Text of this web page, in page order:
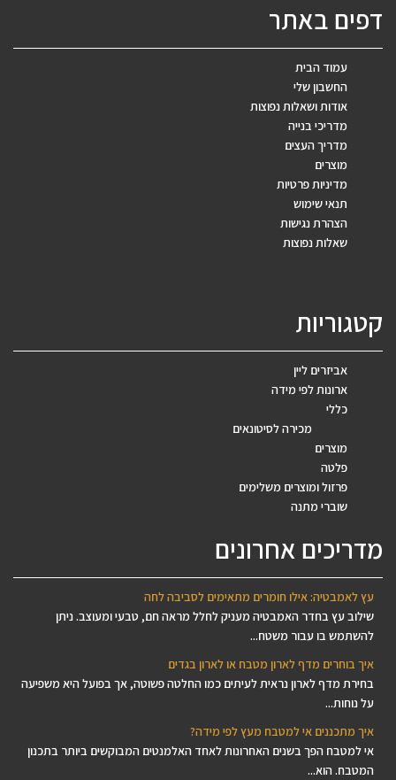
דפים באתר
עמוד הבית
החשבון שלי
אודות ושאלות נפוצות
מדריכי בנייה
מדריך העצים
מוצרים
מדיניות פרטיות
תנאי שימוש
הצהרת נגישות
שאלות נפוצות
קטגוריות
אביזרים ליין
ארונות לפי מידה
כללי
מכירה לסיטונאים
מוצרים
פלטה
פרזול ומוצרים משלימים
שוברי מתנה
מדריכים אחרונים
עץ לאמבטיה: אילו חומרים מתאימים לסביבה לחה
שילוב עץ בחדר האמבטיה מעניק לחלל מראה חם, טבעי ומעוצב. ניתן
להשתמש בו עבור משטח...
איך בוחרים מדף לארון מטבח או לארון בגדים
בחירת מדף לארון נראית לעיתים כמו החלטה פשוטה, אך בפועל היא משפיעה
על נוחות...
איך מתכננים אי למטבח מעץ לפי מידה?
אי למטבח הפך בשנים האחרונות לאחד האלמנטים המבוקשים ביותר בתכנון
המטבח. הוא...